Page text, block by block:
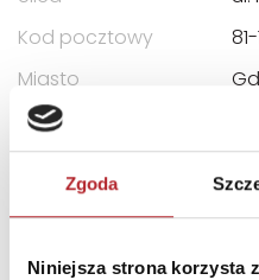
Zgoda
Niniejsza strona korzysta
Kod pocztowy
Miasto
E-mail
INNI KLIENCI